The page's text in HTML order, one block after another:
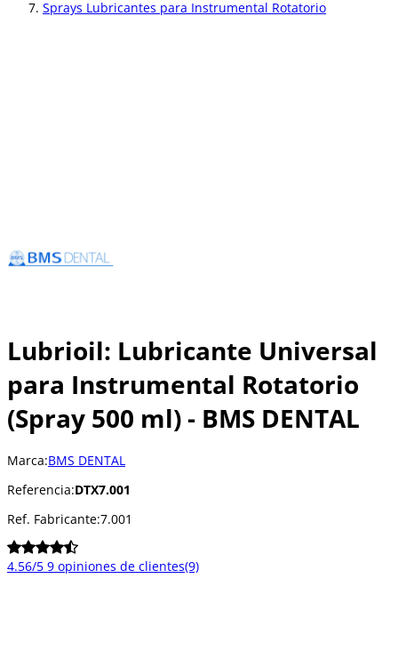
Sprays Lubricantes para Instrumental Rotatorio
Lubrioil: Lubricante Universal
para Instrumental Rotatorio
(Spray 500 ml) - BMS DENTAL
Marca:BMS DENTAL
Referencia:DTX7.001
Ref. Fabricante:7.001
4.56/5 9 opiniones de clientes(9)